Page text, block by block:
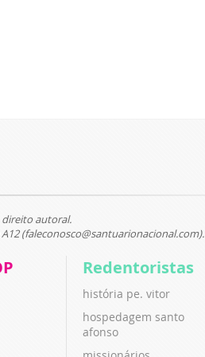
direito autoral.
(faleconosco@santuarionacional.com).
Redentoristas
história pe. vitor
hospedagem santo
afonso